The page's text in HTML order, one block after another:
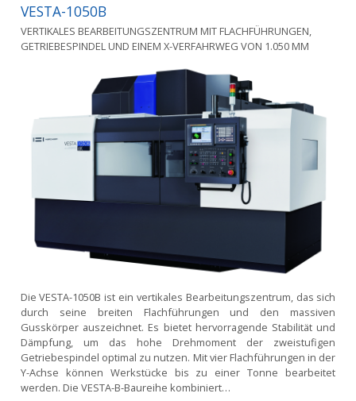
VESTA-1050B
VERTIKALES BEARBEITUNGSZENTRUM MIT FLACHFÜHRUNGEN,
GETRIEBESPINDEL UND EINEM X-VERFAHRWEG VON 1.050 MM
Die VESTA-1050B ist ein vertikales Bearbeitungszentrum, das sich
durch seine breiten Flachführungen und den massiven
Gusskörper auszeichnet. Es bietet hervorragende Stabilität und
Dämpfung, um das hohe Drehmoment der zweistufigen
Getriebespindel optimal zu nutzen. Mit vier Flachführungen in der
Y-Achse können Werkstücke bis zu einer Tonne bearbeitet
werden. Die VESTA-B-Baureihe kombiniert…